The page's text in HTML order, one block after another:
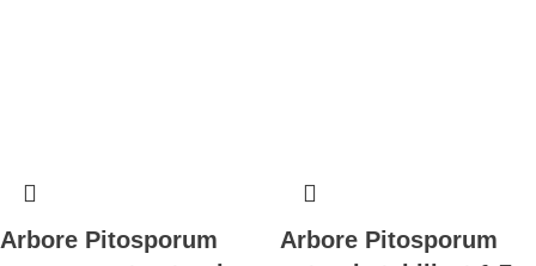
Arbore Pitosporum
Arbore Pitosporum